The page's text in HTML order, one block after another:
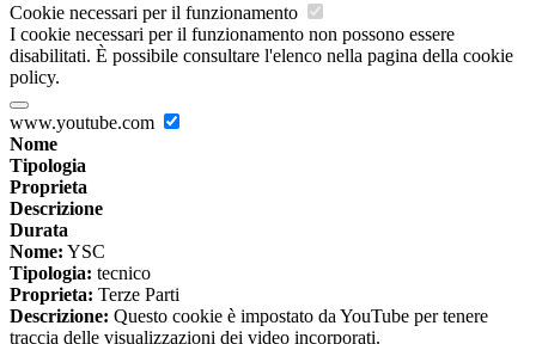
Cookie necessari per il funzionamento
I cookie necessari per il funzionamento non possono essere
disabilitati. È possibile consultare l'elenco nella pagina della cookie
policy.
www.youtube.com
Nome
Tipologia
Proprieta
Descrizione
Durata
Nome: YSC
Tipologia: tecnico
Proprieta: Terze Parti
Descrizione: Questo cookie è impostato da YouTube per tenere
traccia delle visualizzazioni dei video incorporati.